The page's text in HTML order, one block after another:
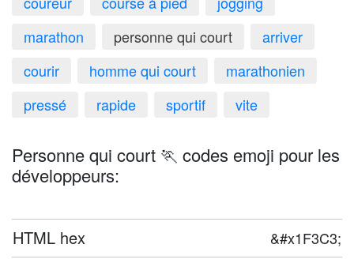
marathon
personne qui court
arriver
courir
homme qui court
marathonien
pressé
rapide sportif vite
Personne qui court 🏃 codes emoji pour les
développeurs:
HTML hex &#x1F3C3;